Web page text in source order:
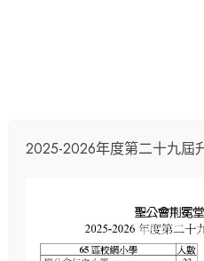
2025-2026年度第二十九屆